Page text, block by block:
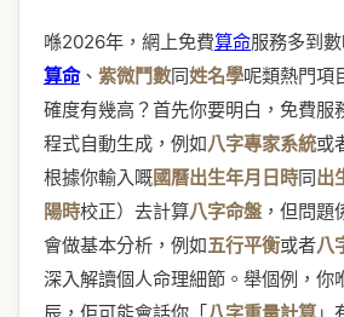
喺2026年，網上免費算命服務多到
算命、 紫微鬥數同姓名學呢類熱門項
確度有幾高？首先你要明白，免費服
程式自動生成，例如八字專家系統或
根據你輸入嘅國曆出生年月日時同出
陽時校正）去計算八字命盤 ，但問題
會做基本分析，例如五行平衡或者八
深入解讀個人命理細節。舉個例，你